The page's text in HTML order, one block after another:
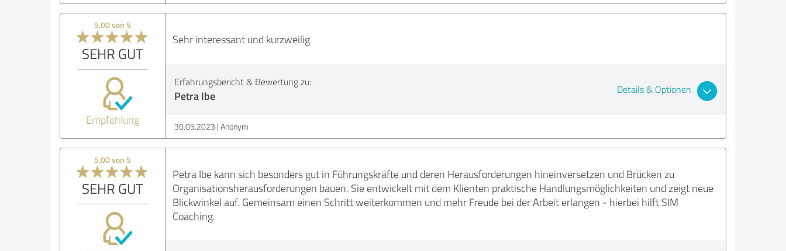
5,00 von 5
SEHR GUT
Empfehlung
Sehr interessant und kurzweilig
Erfahrungsbericht & Bewertung zu:
Petra Ibe Details & Optionen
30.05.2023 Anonym
5,00 von 5
SEHR GUT
Petra Ibe kann sich besonders gut in Führungskräfte und deren Herausforderungen hineinversetzen und Brücken zu
Organisationsherausforderungen bauen. Sie entwickelt mit dem Klienten praktische Handlungsmöglichkeiten und zeigt neue
Blickwinkel auf. Gemeinsam einen Schritt weiterkommen und mehr Freude bei der Arbeit erlangen - hierbei hilft SIM
Coaching.